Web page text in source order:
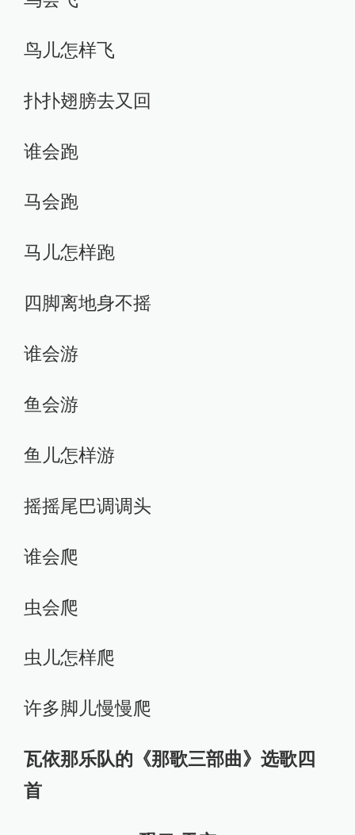
鸟儿怎样飞
扑扑翅膀去又回
谁会跑
马会跑
马儿怎样跑
四脚离地身不摇
谁会游
鱼会游
鱼儿怎样游
摇摇尾巴调调头
谁会爬
虫会爬
虫儿怎样爬
许多脚儿慢慢爬
瓦依那乐队的《那歌三部曲》选歌四
首